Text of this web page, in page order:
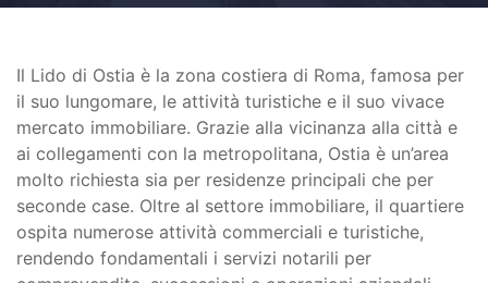
Il Lido di Ostia è la zona costiera di Roma, famosa per
il suo lungomare, le attività turistiche e il suo vivace
mercato immobiliare. Grazie alla vicinanza alla città e
ai collegamenti con la metropolitana, Ostia è un’area
molto richiesta sia per residenze principali che per
seconde case. Oltre al settore immobiliare, il quartiere
ospita numerose attività commerciali e turistiche,
rendendo fondamentali i servizi notarili per